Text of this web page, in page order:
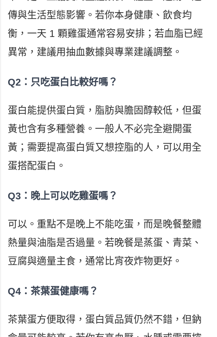
傳與生活型態影響。若你本身健康、飲食均
衡，一天 1 顆雞蛋通常容易安排；若血脂已經
異常，建議用抽血數據與專業建議調整。
Q2：只吃蛋白比較好嗎？
蛋白能提供蛋白質，脂肪與膽固醇較低，但蛋
黃也含有多種營養。一般人不必完全避開蛋
黃；需要提高蛋白質又想控脂的人，可以用全
蛋搭配蛋白。
Q3：晚上可以吃雞蛋嗎？
可以。重點不是晚上不能吃蛋，而是晚餐整體
熱量與油脂是否過量。若晚餐是蒸蛋、青菜、
豆腐與適量主食，通常比宵夜炸物更好。
Q4：茶葉蛋健康嗎？
茶葉蛋方便取得，蛋白質品質仍然不錯，但鈉